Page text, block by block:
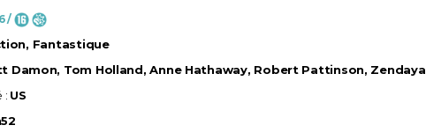
/
Fantastique
Damon, Tom Holland, Anne Hathaway, Robert Pattinson, Zendaya
: US